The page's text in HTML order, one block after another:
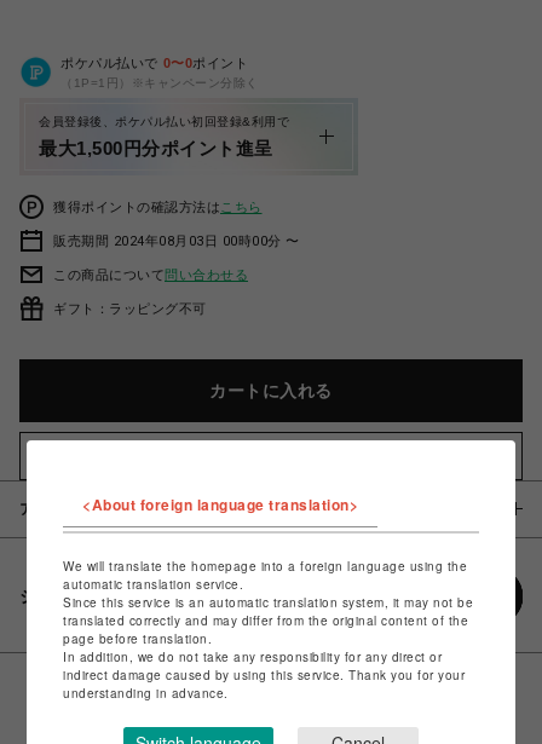
ポケパル払いで 0〜0ポイント
（1P=1円）※キャンペーン分除く
会員登録後、ポケパル払い初回登録&利用で
最大1,500円分ポイント進呈
獲得ポイントの確認方法は こちら
販売期間 2024年08月03日 00時00分 〜
この商品について問い合わせる
ギフト：ラッピング不可
カートに入れる
アイテム説明 / 素材
シェアする
<About foreign language translation>
We will translate the homepage into a foreign language using the
automatic translation service.
Since this service is an automatic translation system, it may not be
translated correctly and may differ from the original content of the
page before translation.
In addition, we do not take any responsibility for any direct or
indirect damage caused by using this service. Thank you for your
understanding in advance.